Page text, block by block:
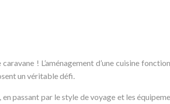
! L’aménagement d’une cuisine
un véritable défi.
passant par le style de voyage et les